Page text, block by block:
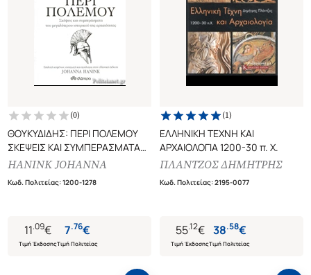
(0)
ΘΟΥΚΥΔΙΔΗΣ: ΠΕΡΙ ΠΟΛΕΜΟΥ
ΣΚΕΨΕΙΣ ΚΑΙ ΣΥΜΠΕΡΑΣΜΑΤΑ
ΤΟΥ ΜΕΓΑΛΥΤΕΡΟΥ ΙΣΤΟΡΙΚΟΥ
HANINK JOHANNA
Κωδ. Πολιτείας:1200-1278
11.09€
Τιμή Έκδοσης
7.76€
Τιμή Πολιτείας
(1)
ΕΛΛΗΝΙΚΗ ΤΕΧΝΗ ΚΑΙ
ΑΡΧΑΙΟΛΟΓΙΑ 1200-30 π. Χ.
ΠΛΑΝΤΖΟΣ ΔΗΜΗΤΡΗΣ
Κωδ. Πολιτείας:2195-0077
55.12€
Τιμή Έκδοσης
38.58€
Τιμή Πολιτείας